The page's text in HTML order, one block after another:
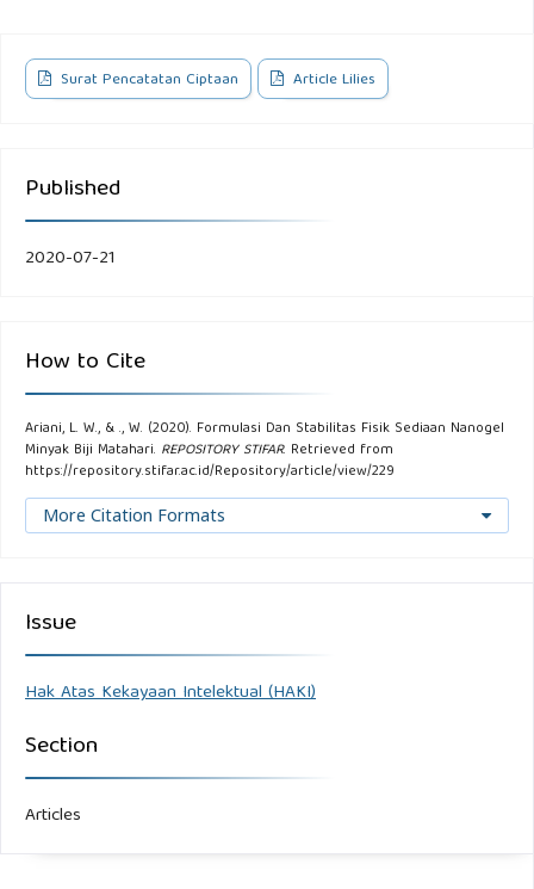
Surat Pencatatan Ciptaan Article Lilies
Published
2020-07-21
How to Cite
Ariani, L. W., & ., W. (2020). Formulasi Dan Stabilitas Fisik Sediaan Nanogel
Minyak Biji Matahari. REPOSITORY STIFAR. Retrieved from
https://repository.stifar.ac.id/Repository/article/view/229
More Citation Formats
Issue
Hak Atas Kekayaan Intelektual (HAKI)
Section
Articles